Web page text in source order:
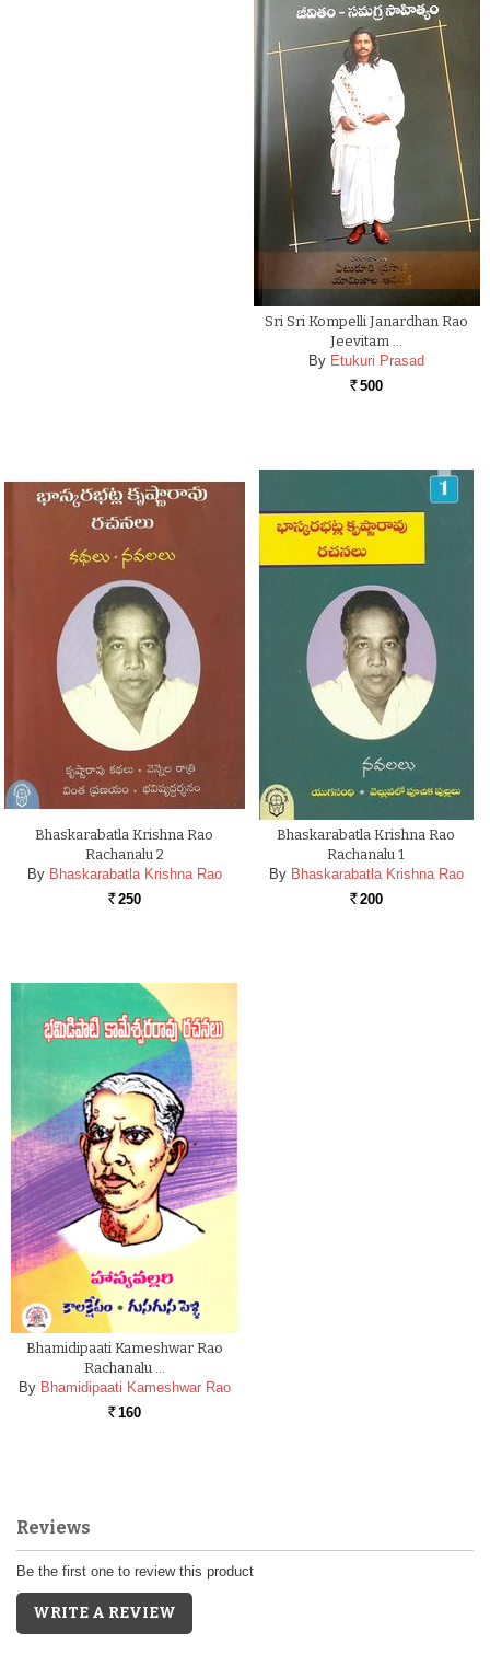
Sri Sri Kompelli Janardhan Rao
Jeevitam …
By Etukuri Prasad
Rs. 500
Bhaskarabatla Krishna Rao
Rachanalu 2
By Bhaskarabatla Krishna Rao
Rs. 250
Bhaskarabatla Krishna Rao
Rachanalu 1
By Bhaskarabatla Krishna Rao
Rs. 200
Bhamidipaati Kameshwar Rao
Rachanalu …
By Bhamidipaati Kameshwar Rao
Rs. 160
Reviews
Be the first one to review this product
WRITE A REVIEW